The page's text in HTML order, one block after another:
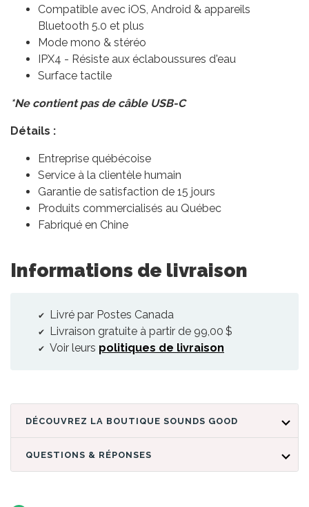
Compatible avec iOS, Android & appareils
Bluetooth 5.0 et plus
Mode mono & stéréo
IPX4 - Résiste aux éclaboussures d'eau
Surface tactile
*Ne contient pas de câble USB-C
Détails :
Entreprise québécoise
Service à la clientèle humain
Garantie de satisfaction de 15 jours
Produits commercialisés au Québec
Fabriqué en Chine
Informations de livraison
Livré par Postes Canada
Livraison gratuite à partir de 99,00 $
Voir leurs politiques de livraison
DÉCOUVREZ LA BOUTIQUE SOUNDS GOOD
QUESTIONS & RÉPONSES